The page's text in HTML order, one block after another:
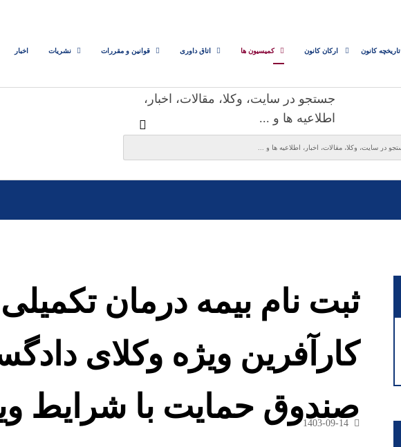
تاریخچه کانون ارکان کانون کمیسیون ها اتاق داوری قوانین و مقررات نشریات اخبار
جستجو در سایت، وکلا، مقالات، اخبار،
اطلاعیه ها و ...
ثبت نام بیمه درمان
کارآفرین ویژه وکلای
صندوق حمایت با شرایط
1403-09-14